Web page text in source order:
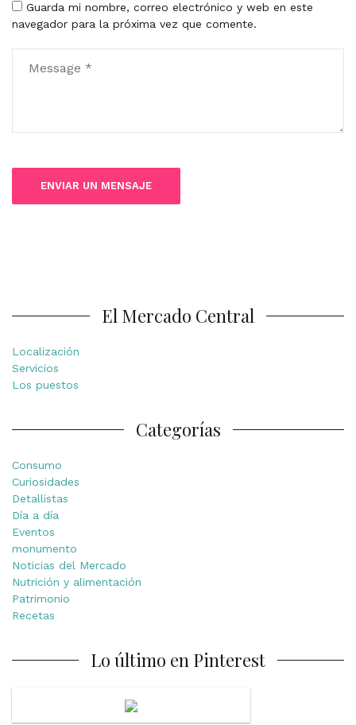
Guarda mi nombre, correo electrónico y web en este
navegador para la próxima vez que comente.
El Mercado Central
Localización
Servicios
Los puestos
Categorías
Consumo
Curiosidades
Detallistas
Día a día
Eventos
monumento
Noticias del Mercado
Nutrición y alimentación
Patrimonio
Recetas
Lo último en Pinterest